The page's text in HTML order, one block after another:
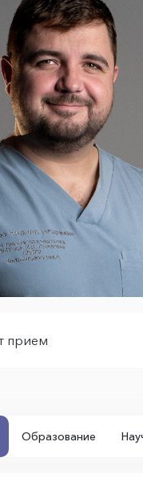
прием
Образование